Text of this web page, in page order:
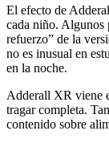
El efecto de
cada niño. Algunos
refuerzo” de la
no es inusual en
en la noche.
Adderall XR viene
tragar completa.
contenido sobre